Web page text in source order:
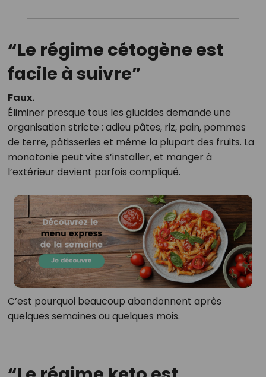
“Le régime cétogène est
facile à suivre”
Faux.
Éliminer presque tous les glucides demande une
organisation stricte : adieu pâtes, riz, pain, pommes
de terre, pâtisseries et même la plupart des fruits. La
monotonie peut vite s’installer, et manger à
l’extérieur devient parfois compliqué.
C’est pourquoi beaucoup abandonnent après
quelques semaines ou quelques mois.